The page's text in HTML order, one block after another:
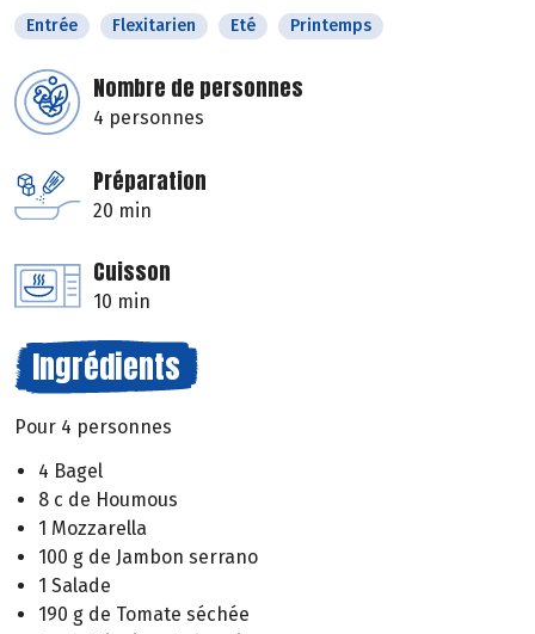
Entrée Flexitarien Eté Printemps
Nombre de personnes
4 personnes
Préparation
20 min
Cuisson
10 min
Ingrédients
Pour 4 personnes
4 Bagel
8 c de Houmous
1 Mozzarella
100 g de Jambon serrano
1 Salade
190 g de Tomate séchée